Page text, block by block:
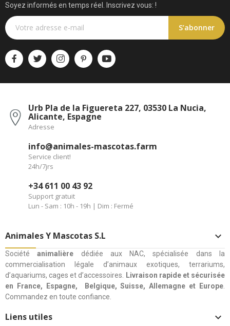
Soyez informés en temps réel. Inscrivez vous: !
S’abonner
Urb Pla de la Figuereta 227, 03530 La Nucia,
Alicante, Espagne
Adresse
info@animales-mascotas.farm
Service client!
24h/7jrs
+34 611 00 43 92
Support gratuit
Lun - Sam : 10h - 19h | Dim : Fermé
Animales Y Mascotas S.L 
Sociétéanimalière dédiée aux NAC, spécialisée dans la
commercialisation légale d’animaux exotiques, terrariums,
d’aquariums, cages et d’accessoires.
Livraison rapide et sécurisée
en France, Espagne, Belgique, Suisse, Allemagne et Europe
Commandez en toute confiance.
Liens utiles 